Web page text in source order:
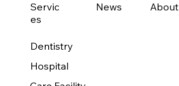
「つながり」で地域医療をか
Servic
es
Dentistry
Hospital
News About